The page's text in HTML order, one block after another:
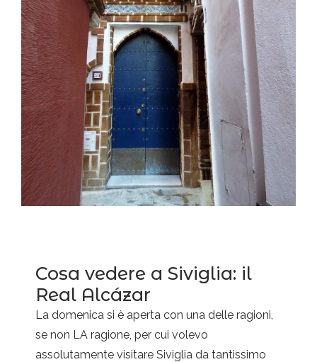
Cosa vedere a Siviglia: il
Real Alcázar
La domenica si è aperta con una delle ragioni,
se non LA ragione, per cui volevo
assolutamente visitare Siviglia da tantissimo